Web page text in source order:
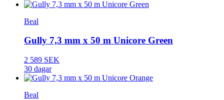
Beal
Gully 7,3 mm x 50 m Unicore Green
2 589 SEK
30 dagar
Beal